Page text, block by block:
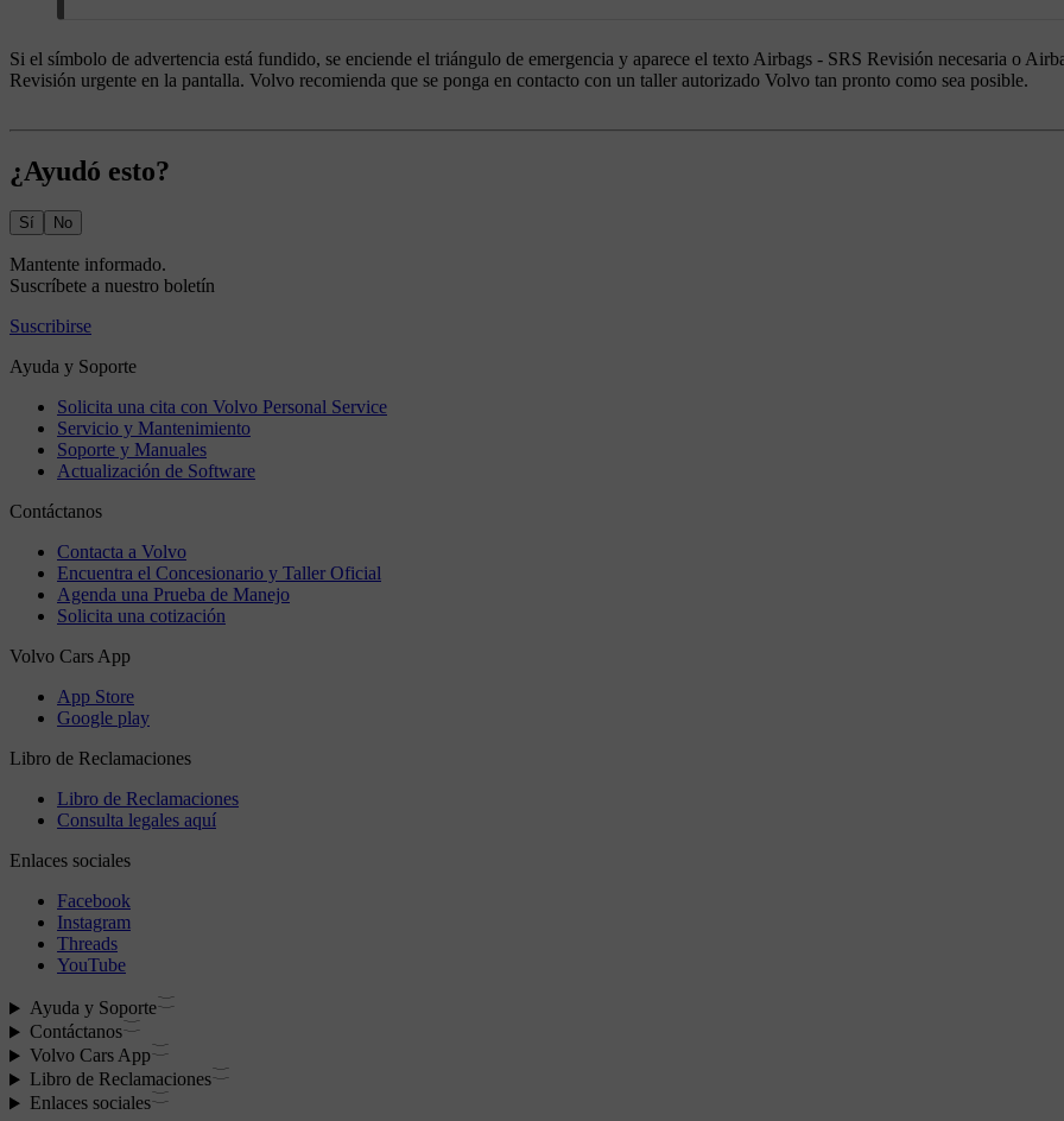
Si el símbolo de advertencia está fundido, se enciende el triángulo de emergencia y aparece el texto Airbags - SRS Revisión necesaria o
Revisión urgente en la pantalla. Volvo recomienda que se ponga en contacto con un taller autorizado Volvo tan pronto como sea posible.
¿Ayudó esto?
Sí No